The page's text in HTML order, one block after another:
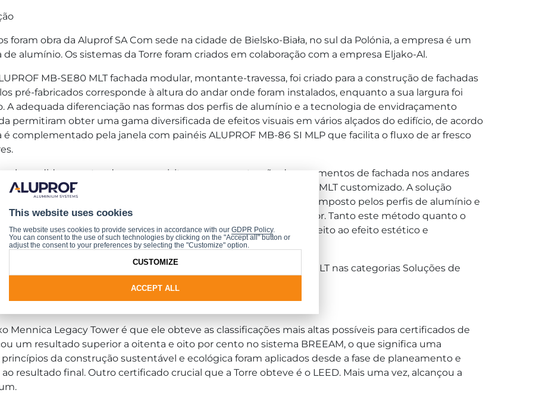
foram obra da Aluprof SA Com sede na cidade de Bielsko-Biała, no sul da Polónia, a empresa é um
alumínio. Os sistemas da Torre foram criados em colaboração com a empresa Eljako-Al.
MB-SE80 MLT fachada modular, montante-travessa, foi criado para a construção de fachadas
pré-fabricados corresponde à altura do andar onde foram instalados, enquanto a sua largura foi
A adequada diferenciação nas formas dos perfis de alumínio e a tecnologia de envidraçamento
permitiram obter uma gama diversificada de efeitos visuais em vários alçados do edifício, de acordo
complementado pela janela com painéis ALUPROF MB-86 SI MLP que facilita o fluxo de ar fresco
medida para atender aos requisitos para a construção dos segmentos de fachada nos andares
Tower, é o sistema de fachada montante-travessa MB-SR60N MLT customizado. A solução
leves do tipo em escada. O sistema de suporte de carga é composto pelos perfis de alumínio e
isolados que encerram a estrutura na parte superior e inferior. Tanto este método quanto o
de formas de cumprir as intenções do projetista no que diz respeito ao efeito estético e
prémios CIJ Polónia pelo sistema de fachada modular MB-SE80 MLT nas categorias Soluções de
Legacy Tower é que ele obteve as classificações mais altas possíveis para certificados de
um resultado superior a oitenta e oito por cento no sistema BREEAM, o que significa uma
princípios da construção sustentável e ecológica foram aplicados desde a fase de planeamento e
resultado final. Outro certificado crucial que a Torre obteve é o LEED. Mais uma vez, alcançou a
This website uses cookies
The website uses cookies to provide services in accordance with our GDPR Policy.
You can consent to the use of such technologies by clicking on the "Accept all" button or
adjust the consent to your preferences by selecting the "Customize" option.
ACCEPT ALL
CUSTOMIZE